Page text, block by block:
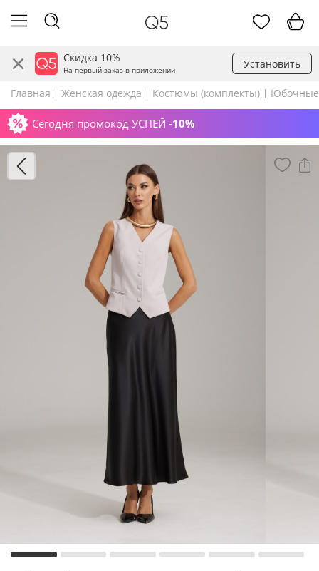
Скидка 10%
На первый заказ в приложении Установить
Главная Женская одежда Костюмы (комплекты)
Сегодня промокод УСПЕЙ -10%